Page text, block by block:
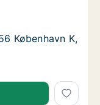
København K,
K, Amaliegade
København K,
København K,
København K,